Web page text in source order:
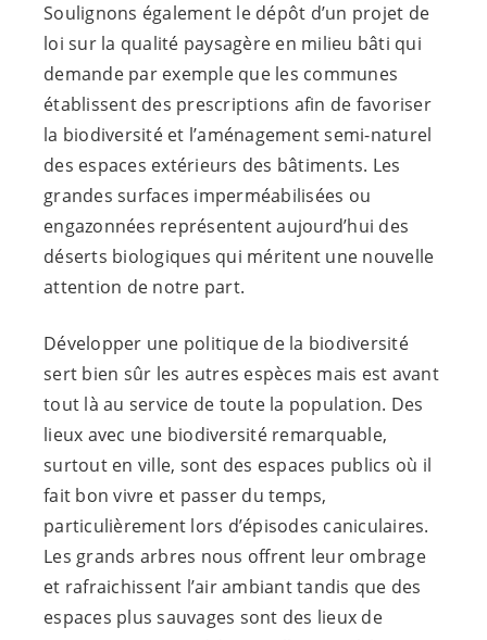
Soulignons également le dépôt d’un projet de
loi sur la qualité paysagère en milieu bâti qui
demande par exemple que les communes
établissent des prescriptions afin de favoriser
la biodiversité et l’aménagement semi-naturel
des espaces extérieurs des bâtiments. Les
grandes surfaces imperméabilisées ou
engazonnées représentent aujourd’hui des
déserts biologiques qui méritent une nouvelle
attention de notre part.
Développer une politique de la biodiversité
sert bien sûr les autres espèces mais est avant
tout là au service de toute la population. Des
lieux avec une biodiversité remarquable,
surtout en ville, sont des espaces publics où il
fait bon vivre et passer du temps,
particulièrement lors d’épisodes caniculaires.
Les grands arbres nous offrent leur ombrage
et rafraichissent l’air ambiant tandis que des
espaces plus sauvages sont des lieux de